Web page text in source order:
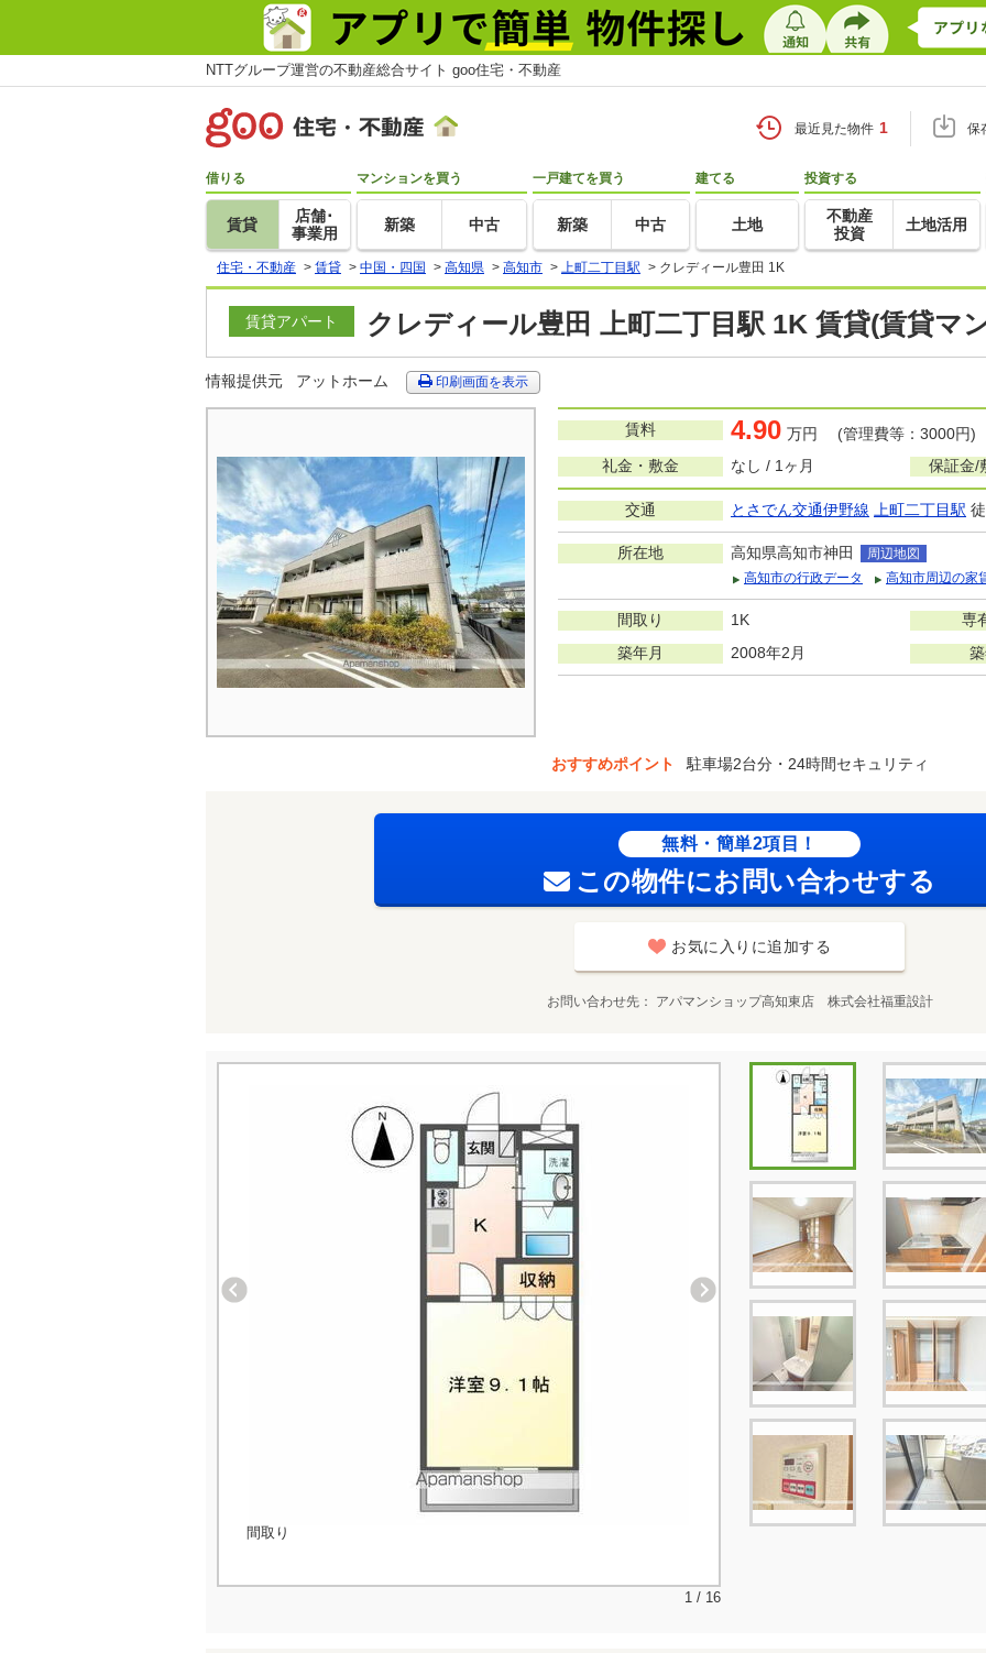
NTTグループ運営の不動産総合サイト goo住宅・不動産
最近見た物件 1 保
借りる
賃貸
店舗･
事業用
マンションを買う
新築 中古
一戸建てを買う
新築 中古
建てる
土地
投資する
不動産
投資
土地活用
住宅・不動産 > 賃貸 > 中国・四国 > 高知県 > 高知市 > 上町二丁目駅 > クレディール豊田 1K
賃貸アパート クレディール豊田 上町二丁目駅 1K 賃貸(賃貸マ
情報提供元 アットホーム 印刷画面を表示
賃料 4.90 万円 (管理費等：3000円)
礼金・敷金
なし / 1ヶ月 保証金/
交通 とさでん交通伊野線 上町二丁目駅
所在地 高知県高知市神田
周辺地図
高知市の行政データ
高知市周辺の家
間取り 1K 専
築年月 2008年2月
おすすめポイント 駐車場2台分・24時間セキュリティ
無料・簡単2項目！
この物件にお問い合わせする
お気に入りに追加する
お問い合わせ先 アパマンショップ高知東店 株式会社福重設計
間取り
1 / 16